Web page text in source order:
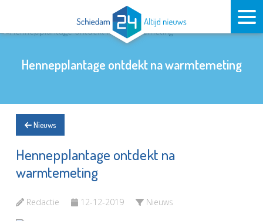
Hennepplantage ontdekt na warmtemeting
Nieuws
Hennepplantage ontdekt na
warmtemeting
Redactie 12-12-2019 Nieuws